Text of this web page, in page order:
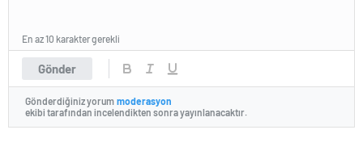
Gönder
En az 10 karakter gerekli
Gönderdiğiniz yorum moderasyon
ekibi tarafından incelendikten sonra yayınlanacaktır.